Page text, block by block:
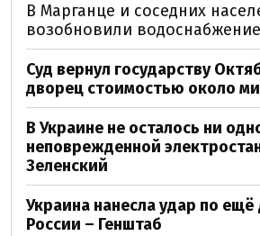
В Марганце и соседних
возобновили
Суд вернул государству
дворец стоимостью около
В Украине не осталось ни
неповрежденной
Зеленский
Украина нанесла удар по
России – Генштаб